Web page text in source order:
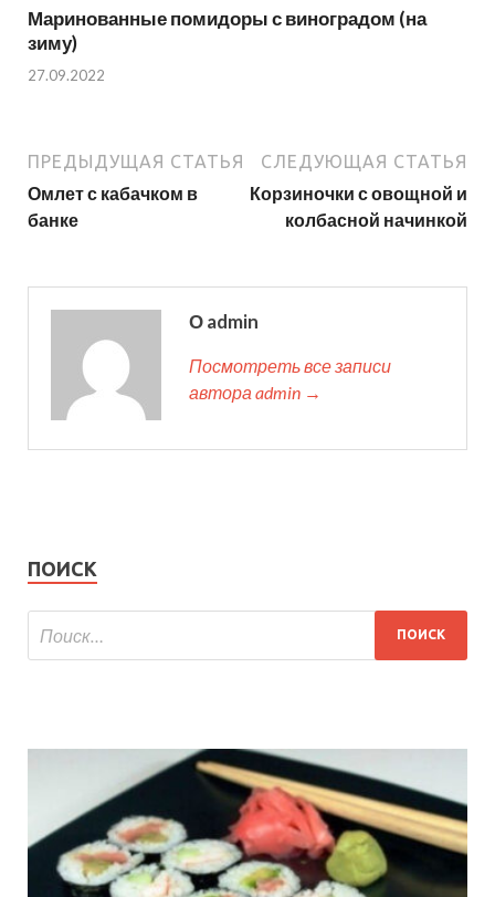
Маринованные помидоры с виноградом (на
зиму)
27.09.2022
ПРЕДЫДУЩАЯ СТАТЬЯ
Омлет с кабачком в
банке
СЛЕДУЮЩАЯ СТАТЬЯ
Корзиночки с овощной и
колбасной начинкой
О admin
Посмотреть все записи
автора admin →
ПОИСК